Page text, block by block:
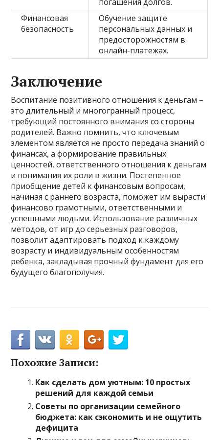
Финансовая
безопасность
Обучение защите
персональных данных и
предосторожностям в
онлайн-платежах.
Заключение
Воспитание позитивного отношения к деньгам –
это длительный и многогранный процесс,
требующий постоянного внимания со стороны
родителей. Важно помнить, что ключевым
элементом является не просто передача знаний о
финансах, а формирование правильных
ценностей, ответственного отношения к деньгам
и понимания их роли в жизни. Постепенное
приобщение детей к финансовым вопросам,
начиная с раннего возраста, поможет им вырасти
финансово грамотными, ответственными и
успешными людьми. Использование различных
методов, от игр до серьезных разговоров,
позволит адаптировать подход к каждому
возрасту и индивидуальным особенностям
ребенка, закладывая прочный фундамент для его
будущего благополучия.
Похожие Записи:
Как сделать дом уютным: 10 простых
решений для каждой семьи
Советы по организации семейного
бюджета: как сэкономить и не ощутить
дефицита